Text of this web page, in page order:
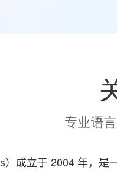
专业语
）成立于 2004 年，